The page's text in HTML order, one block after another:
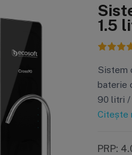
1.5
Sistem
baterie
90 litri /
Citește
PRP: